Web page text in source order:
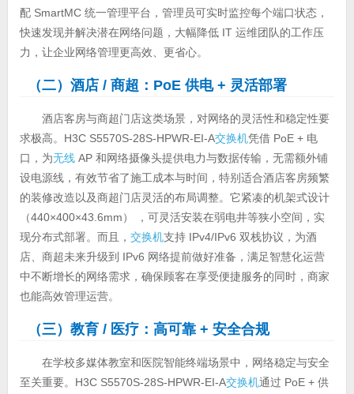
配 SmartMC 统一管理平台，管理员可实时监控每个端口状态，
快速发现并解决潜在网络问题，大幅降低 IT 运维团队的工作压
力，让企业网络管理更高效、更省心。
（二）酒店 / 商超：PoE 供电 + 灵活部署
酒店客房与商超门店这类场景，对网络的灵活性和稳定性要
求极高。H3C S5570S-28S-HPWR-EI-A交换机凭借 PoE + 电
口，为无线AP 和网络摄像头提供电力与数据传输，无需额外铺
设电源线，有效节省了施工成本与时间，特别适合酒店客房频繁
的装修改造以及商超门店灵活的布局调整。它紧凑的机架式设计
（440×400×43.6mm） ，可灵活安装在弱电井等狭小空间，实
现分布式部署。而且， 交换机支持 IPv4/IPv6 双栈协议，为酒
店、商超未来升级到 IPv6 网络提前做好准备，满足智慧化运营
中不断增长的网络需求，确保顾客在享受便捷服务的同时，商家
也能高效管理运营。
（三）教育 / 医疗：高可靠 + 安全合规
在学校多媒体教室和医院智能终端场景中，网络稳定与安全
至关重要。H3C S5570S-28S-HPWR-EI-A交换机通过 PoE + 供